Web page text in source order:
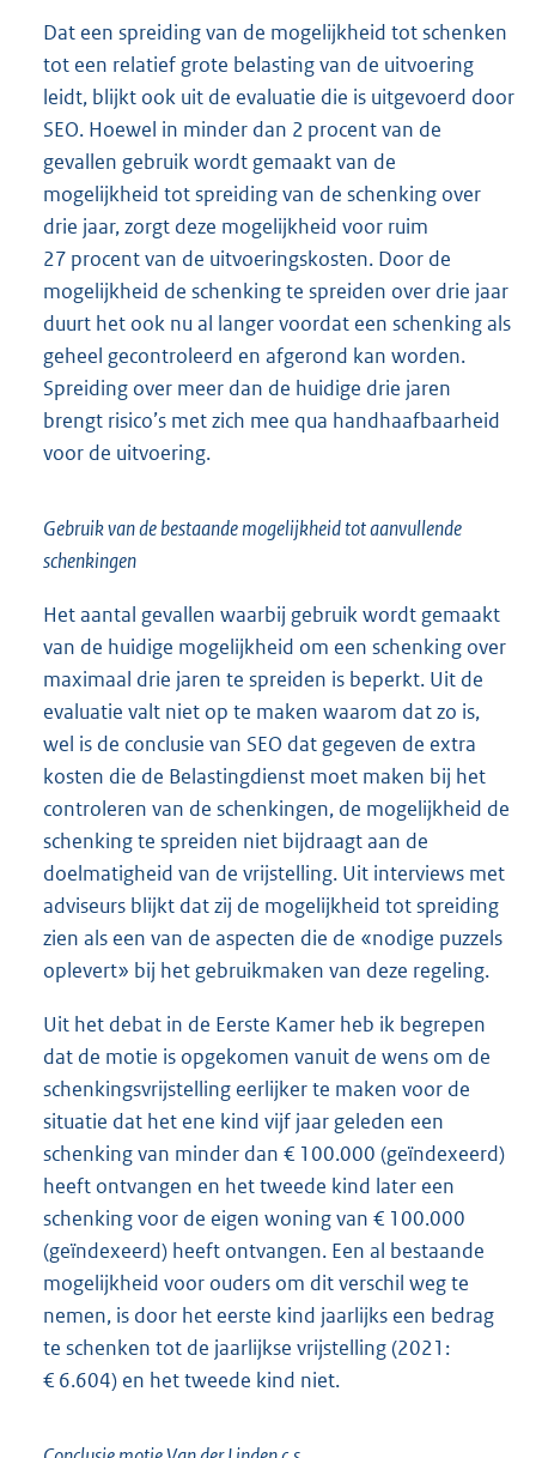
Dat een spreiding van de mogelijkheid tot schenken
tot een relatief grote belasting van de uitvoering
leidt, blijkt ook uit de evaluatie die is uitgevoerd door
SEO. Hoewel in minder dan 2 procent van de
gevallen gebruik wordt gemaakt van de
mogelijkheid tot spreiding van de schenking over
drie jaar, zorgt deze mogelijkheid voor ruim
27 procent van de uitvoeringskosten. Door de
mogelijkheid de schenking te spreiden over drie jaar
duurt het ook nu al langer voordat een schenking als
geheel gecontroleerd en afgerond kan worden.
Spreiding over meer dan de huidige drie jaren
brengt risico’s met zich mee qua handhaafbaarheid
voor de uitvoering.
Gebruik van de bestaande mogelijkheid tot aanvullende
schenkingen
Het aantal gevallen waarbij gebruik wordt gemaakt
van de huidige mogelijkheid om een schenking over
maximaal drie jaren te spreiden is beperkt. Uit de
evaluatie valt niet op te maken waarom dat zo is,
wel is de conclusie van SEO dat gegeven de extra
kosten die de Belastingdienst moet maken bij het
controleren van de schenkingen, de mogelijkheid de
schenking te spreiden niet bijdraagt aan de
doelmatigheid van de vrijstelling. Uit interviews met
adviseurs blijkt dat zij de mogelijkheid tot spreiding
zien als een van de aspecten die de «nodige puzzels
oplevert» bij het gebruikmaken van deze regeling.
Uit het debat in de Eerste Kamer heb ik begrepen
dat de motie is opgekomen vanuit de wens om de
schenkingsvrijstelling eerlijker te maken voor de
situatie dat het ene kind vijf jaar geleden een
schenking van minder dan € 100.000 (geïndexeerd)
heeft ontvangen en het tweede kind later een
schenking voor de eigen woning van € 100.000
(geïndexeerd) heeft ontvangen. Een al bestaande
mogelijkheid voor ouders om dit verschil weg te
nemen, is door het eerste kind jaarlijks een bedrag
te schenken tot de jaarlijkse vrijstelling (2021:
€ 6.604) en het tweede kind niet.